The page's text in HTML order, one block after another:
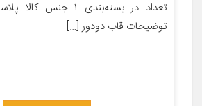
تعداد در بسته‌بندی ۱
توضیحات قاب دودور […]